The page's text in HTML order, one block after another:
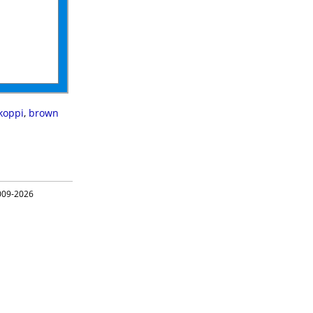
, brown
2026